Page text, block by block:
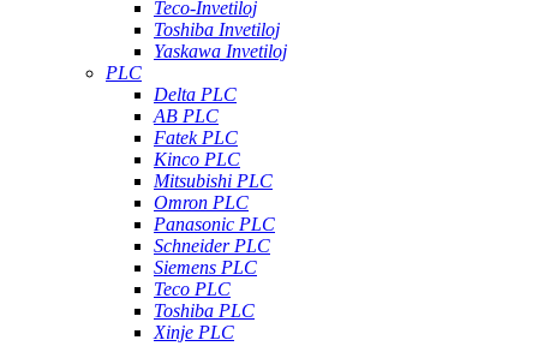
Teco-Invetiloj
Toshiba Invetiloj
Yaskawa Invetiloj
PLC
Delta PLC
AB PLC
Fatek PLC
Kinco PLC
Mitsubishi PLC
Omron PLC
Panasonic PLC
Schneider PLC
Siemens PLC
Teco PLC
Toshiba PLC
Xinje PLC